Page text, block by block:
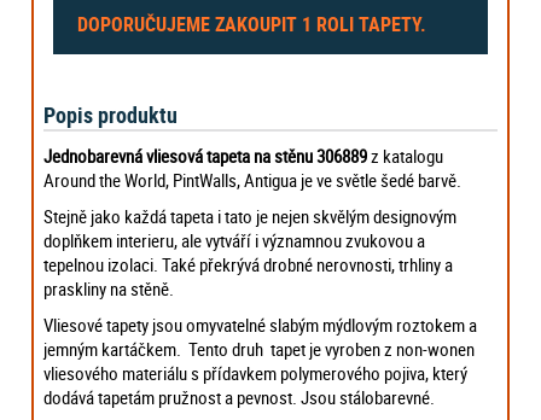
DOPORUČUJEME ZAKOUPIT 1 ROLITAPETY.
Popis produktu
Jednobarevná vliesová tapeta na stěnu 306889z katalogu
Around the World, PintWalls, Antigua je ve světle šedé barvě.
Stejně jako každá tapeta i tato je nejen skvělým designovým
doplňkem interieru, ale vytváří i významnou zvukovou a
tepelnou izolaci. Také překrývá drobné nerovnosti, trhliny a
praskliny na stěně.
Vliesové tapety jsou omyvatelné slabým mýdlovým roztokem a
jemným kartáčkem. Tento druh tapet je vyroben z non-wonen
vliesového materiálu s přídavkem polymerového pojiva, který
dodává tapetám pružnost a pevnost. Jsou stálobarevné.